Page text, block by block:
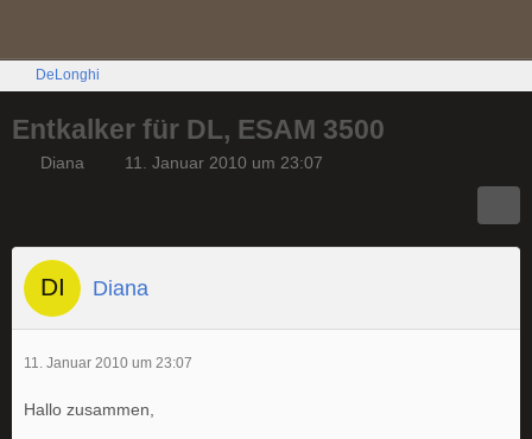
DeLonghi
Entkalker für DL, ESAM 3500
Diana 11. Januar 2010 um 23:07
Diana
11. Januar 2010 um 23:07
Hallo zusammen,